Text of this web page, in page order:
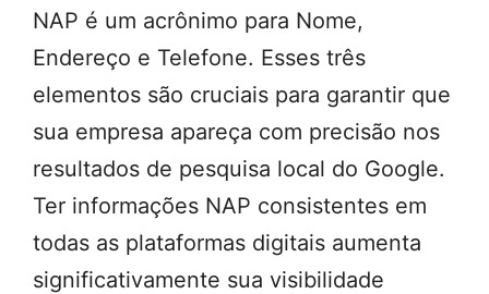
NAP é um acrônimo para Nome,
Endereço e Telefone. Esses três
elementos são cruciais para garantir que
sua empresa apareça com precisão nos
resultados de pesquisa local do Google.
Ter informações NAP consistentes em
todas as plataformas digitais aumenta
significativamente sua visibilidade